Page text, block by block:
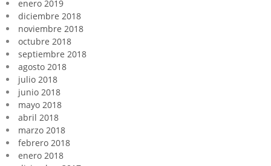
enero 2019
diciembre 2018
noviembre 2018
octubre 2018
septiembre 2018
agosto 2018
julio 2018
junio 2018
mayo 2018
abril 2018
marzo 2018
febrero 2018
enero 2018